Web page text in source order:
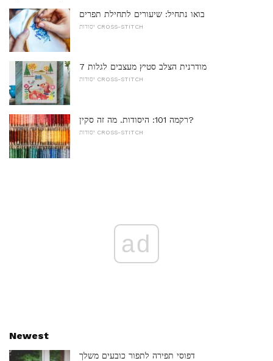
בואו נתחיל: שיעורים לתחילת תפרים
יסודות CROSS-STITCH
7 מודרנית הצלב סטיץ מעצבים לגלות
יסודות CROSS-STITCH
רקמה 101: היסודות. מה זה סקין?
יסודות CROSS-STITCH
ad
Newest
דפוסי תפירה לתפור כובעים משלך